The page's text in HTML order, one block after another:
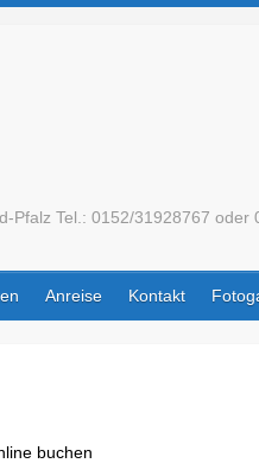
Tel.: 0152/31928767
Anreise Kontakt
buchen